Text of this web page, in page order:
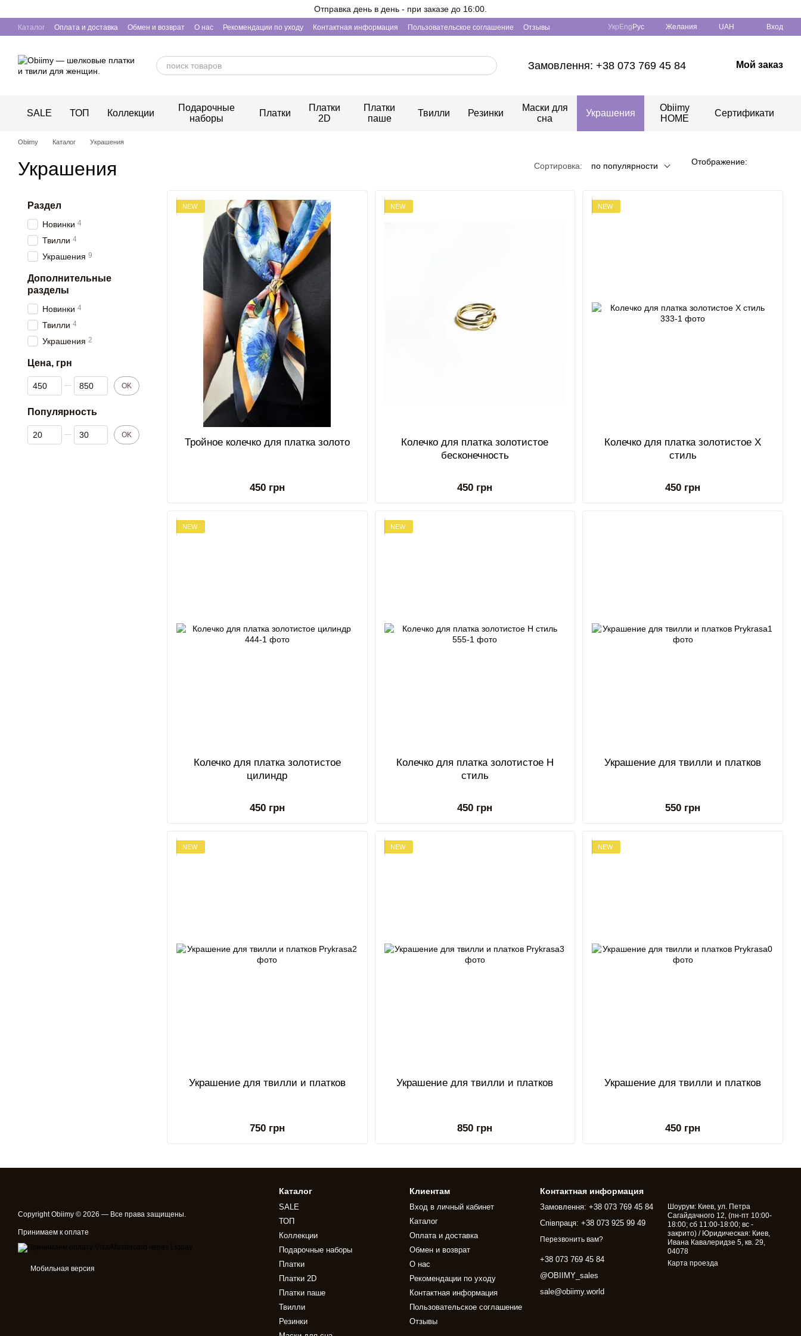
Отправка день в день - при заказе до 16:00.
Каталог Оплата и доставка Обмен и возврат О нас Рекомендации по уходу Контактная информация Пользовательское соглашение Отзывы Укр Eng Рус Желания UAH Вход
Замовлення: +38 073 769 45 84 Мой заказ
SALE ТОП Коллекции
Подарочные
наборы
Платки
Платки
2D
Платки
паше
Твилли Резинки
Маски для
сна
Украшения
Obiimy
HOME
Сертификати
Obiimy Каталог Украшения
Украшения Сортировка: по популярности Отображение:
NEW
Тройное колечко для платка золото
450 грн
NEW
Колечко для платка золотистое
бесконечность
450 грн
NEW
Колечко для платка золотистое Х
стиль
450 грн
NEW
Колечко для платка золотистое
цилиндр
450 грн
NEW
Колечко для платка золотистое Н
стиль
450 грн
Украшение для твилли и платков
550 грн
NEW
Украшение для твилли и платков
750 грн
NEW
Украшение для твилли и платков
850 грн
NEW
Украшение для твилли и платков
450 грн
Раздел
Новинки 4
Твилли 4
Украшения 9
Дополнительные
разделы
Новинки 4
Твилли 4
Украшения 2
Цена, грн
От Цена, грн
До Цена, грн OK
Популярность
От Популярность
До Популярность OK
Copyright Obiimy © 2026 — Все права защищены.
Принимаем к оплате
Мобильная версия
Каталог
SALE
ТОП
Коллекции
Подарочные наборы
Платки
Платки 2D
Платки паше
Твилли
Резинки
Клиентам
Вход в личный кабинет
Каталог
Оплата и доставка
Обмен и возврат
О нас
Рекомендации по уходу
Контактная информация
Пользовательское соглашение
Отзывы
Контактная информация
Замовлення: +38 073 769 45 84
Співпраця: +38 073 925 99 49
Перезвонить вам?
+38 073 769 45 84
@OBIIMY_sales
sale@obiimy.world
Шоурум: Киев, ул. Петра
Сагайдачного 12, (пн-пт 10:00-
18:00; сб 11:00-18:00; вс -
закрито) / Юридическая: Киев,
Ивана Кавалеридзе 5, кв. 29,
04078
Карта проезда